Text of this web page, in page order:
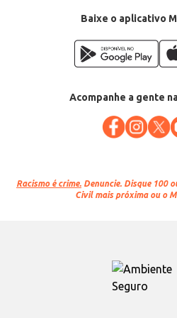
Baixe o aplicativo
Acompanhe a gente
Racismo é crime. Denuncie. Disque 100
Civil mais próxima ou o